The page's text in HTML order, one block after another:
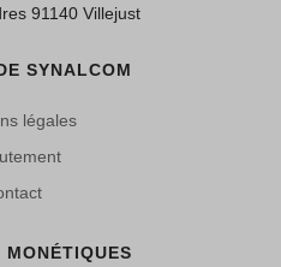
91140 Villejust
SYNALCOM
légales